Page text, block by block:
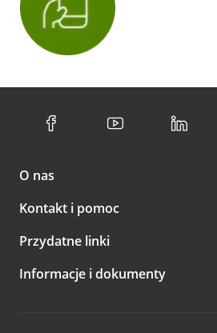
O nas
Kontakt i pomoc
Przydatne linki
Informacje i dokumenty